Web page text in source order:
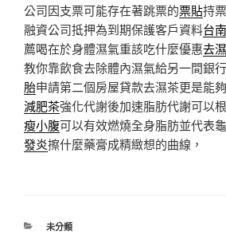
公司因支票可能存在著跳票的票貼持
融資公司抵押為到期保護客戶資料台
薦喝在於身體濕氣重該吃什麼優惠去
教你靠飲食去除體內濕氣給另一間銀
胎申請第二個房屋貸款去濕茶更是能
減肥茶強化代謝後加速脂肪代謝可以
瘦小腹可以有效燃燒全身脂肪並代表
發炎擦什麼藥膏成精緻想的曲線，
分
未分類